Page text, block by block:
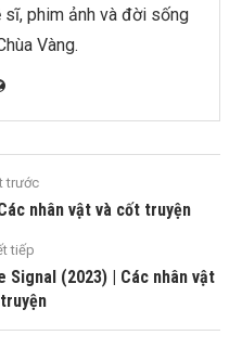
sĩ, phim ảnh và đời sống
Vàng.
trước
nhân vật và cốt truyện
tiếp
Signal (2023) | Các nhân vật